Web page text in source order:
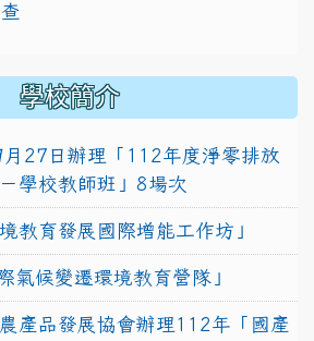
學校簡介
27日辦理「112年度淨零排放
學校教師班」8場次
教育發展國際增能工作坊」
氣候變遷環境教育營隊」
產品發展協會辦理112年「國產